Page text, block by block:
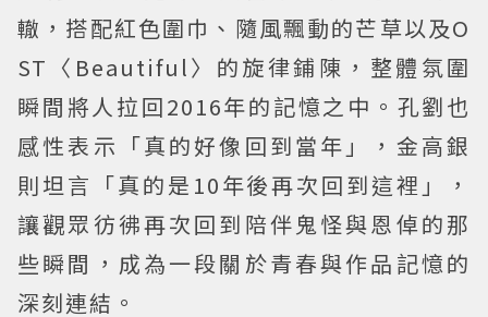
轍，搭配紅色圍巾、隨風飄動的芒草以及O
ST〈Beautiful〉的旋律鋪陳，整體氛圍
瞬間將人拉回2016年的記憶之中。孔劉也
感性表示「真的好像回到當年」，金高銀
則坦言「真的是10年後再次回到這裡」，
讓觀眾彷彿再次回到陪伴鬼怪與恩倬的那
些瞬間，成為一段關於青春與作品記憶的
深刻連結。